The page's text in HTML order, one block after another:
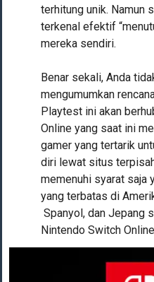
terhitung unik. Namun
terkenal efektif
mereka sendiri.
Benar sekali, Anda
mengumumkan
Playtest ini akan
Online yang saat ini
gamer yang tertarik
diri lewat situs
memenuhi syarat saja
yang terbatas di
Spanyol, dan Jepang
Nintendo Switch